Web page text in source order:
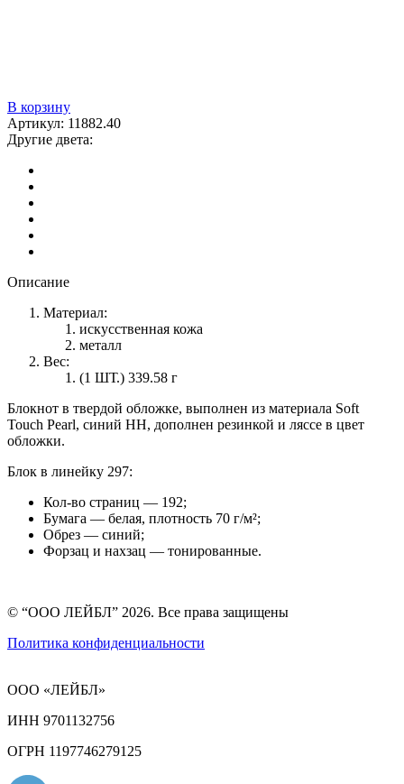
В корзину
Артикул: 11882.40
Другие двета:
Описание
Материал:
искусственная кожа
металл
Вес:
(1 ШТ.) 339.58 г
Блокнот в твердой обложке, выполнен из материала Soft
Touch Pearl, синий НН, дополнен резинкой и ляссе в цвет
обложки.
Блок в линейку 297:
Кол-во страниц — 192;
Бумага — белая, плотность 70 г/м²;
Обрез — синий;
Форзац и нахзац — тонированные.
© “ООО ЛЕЙБЛ” 2026. Все права защищены
Политика конфиденциальности
ООО «ЛЕЙБЛ»
ИНН 9701132756
ОГРН 1197746279125